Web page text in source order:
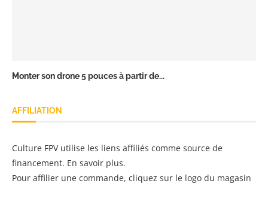
Monter son drone 5 pouces à partir de...
AFFILIATION
Culture FPV utilise les liens affiliés comme source de
financement. En savoir plus.
Pour affilier une commande, cliquez sur le logo du magasin